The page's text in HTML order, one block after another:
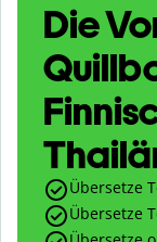
Die
Übersetze
Übersetze